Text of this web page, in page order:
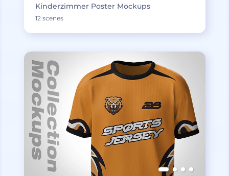
Kinderzimmer Poster Mockups
12 scenes